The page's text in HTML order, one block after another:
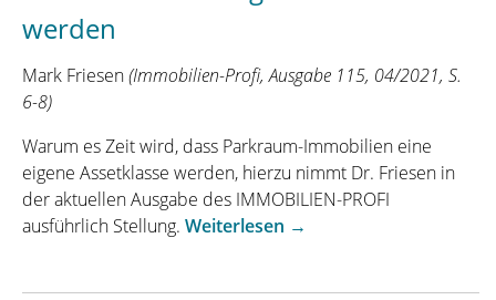
im
werden
Mark Friesen(Immobilien-Profi, Ausgabe 115, 04/2021, S.
6-8)
Warum es Zeit wird, dass Parkraum-Immobilien eine
eigene Assetklasse werden, hierzu nimmt Dr. Friesen in
der aktuellen Ausgabe des IMMOBILIEN-PROFI
ausführlich Stellung. Weiterlesen „Warum
→